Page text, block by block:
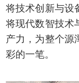
将技术创新与设
将现代数智技术
产力，为整个源
彩的一笔。